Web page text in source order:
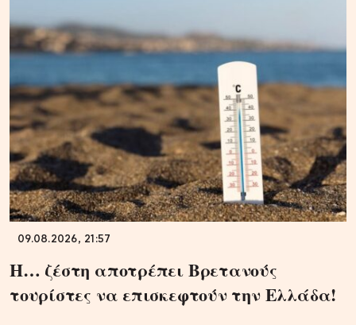
09.08.2026, 21:57
Η… ζέστη αποτρέπει Βρετανούς
τουρίστες να επισκεφτούν την Ελλάδα!